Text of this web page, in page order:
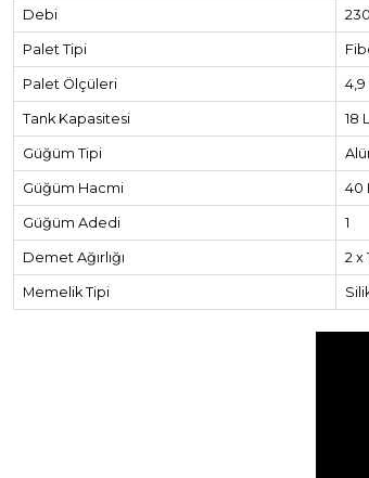
Debi
Palet Tipi
Palet Ölçüleri 4,9
Tank Kapasitesi 18 L
Güğüm Tipi
Güğüm Hacmi 40
Güğüm Adedi 1
Demet Ağırlığı 2 x
Memelik Tipi